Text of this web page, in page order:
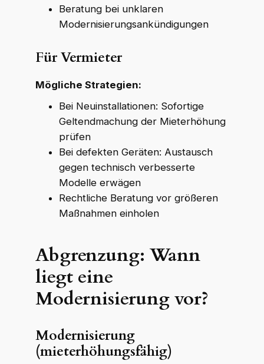
Beratung bei unklaren
Modernisierungsankündigungen
Für Vermieter
Mögliche Strategien:
Bei Neuinstallationen: Sofortige
Geltendmachung der Mieterhöhung
prüfen
Bei defekten Geräten: Austausch
gegen technisch verbesserte
Modelle erwägen
Rechtliche Beratung vor größeren
Maßnahmen einholen
Abgrenzung: Wann
liegt eine
Modernisierung vor?
Modernisierung
(mieterhöhungsfähig)